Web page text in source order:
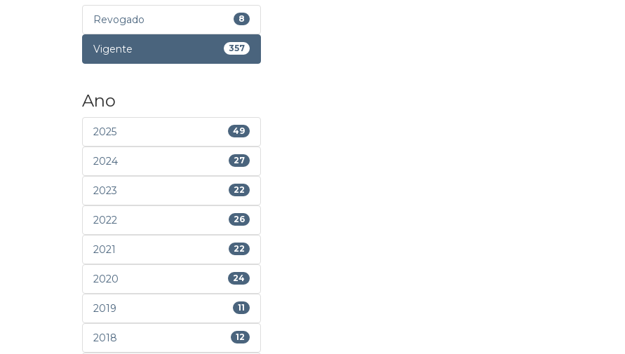
Revogado 8
Vigente 357
Ano
2025 49
2024 27
2023 22
2022 26
2021 22
2020 24
2019 11
2018 12